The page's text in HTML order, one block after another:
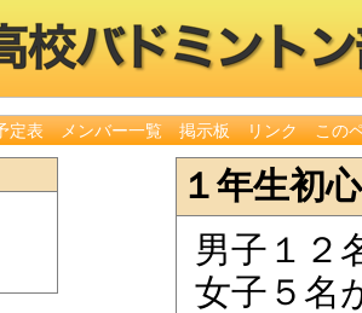
定表 メンバー一覧 掲示板 リンク この
１年生初
男子１２
女子５名